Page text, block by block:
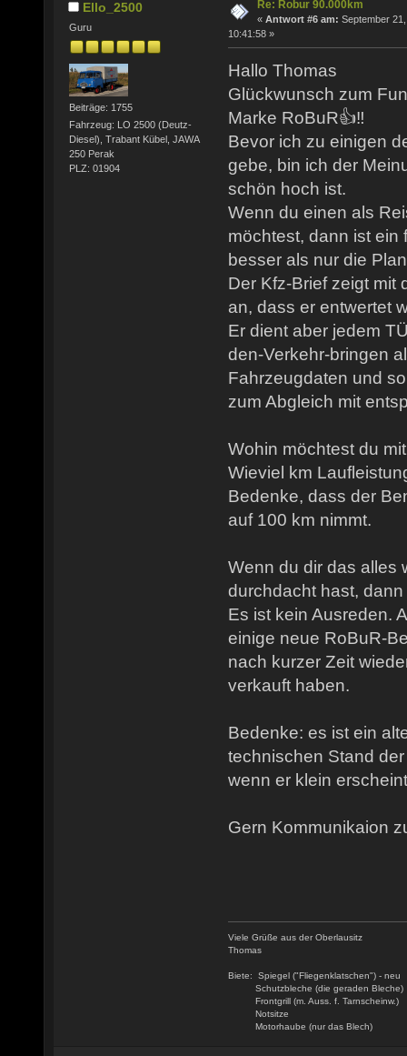
Ello_2500
Guru
Beiträge: 1755
Fahrzeug: LO 2500 (Deutz-
Diesel), Trabant Kübel, JAWA
250 Perak
PLZ: 01904
Re: Robur 90.000km
« Antwort #6 am: September
10:41:58 »
Hallo Thomas
Glückwunsch zum
Marke RoBuR👍‼️
Bevor ich zu einigen
gebe, bin ich der
schön hoch ist.
Wenn du einen als
möchtest, dann ist ein
besser als nur die
Der Kfz-Brief zeigt mit
an, dass er entwertet
Er dient aber jedem
den-Verkehr-bringen
Fahrzeugdaten und
zum Abgleich mit
Wohin möchtest du
Wieviel km
Bedenke, dass der
auf 100 km nimmt.
Wenn du dir das alles
durchdacht hast,
Es ist kein Ausreden.
einige neue RoBuR-
nach kurzer Zeit
verkauft haben.
Bedenke: es ist ein
technischen Stand
wenn er klein
Gern Kommunikaion
Viele Grüße aus der Oberlausitz
Thomas
Biete: Spiegel ("Fliegenklatschen") - neu
Schutzbleche (die geraden Bleche)
Frontgrill (m. Auss. f. Tarnscheinw.)
Notsitze
Motorhaube (nur das Blech)